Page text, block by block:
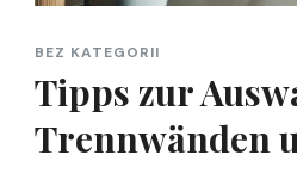
BEZ KATEGORII
Tipps zur
Trennwänden